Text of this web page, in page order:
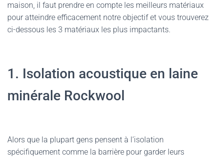
maison, il faut prendre en compte les meilleurs matériaux
pour atteindre efficacement notre objectif et vous trouverez
ci-dessous les 3 matériaux les plus impactants.
1. Isolation acoustique en laine
minérale Rockwool
Alors que la plupart gens pensent à l’isolation
spécifiquement comme la barrière pour garder leurs